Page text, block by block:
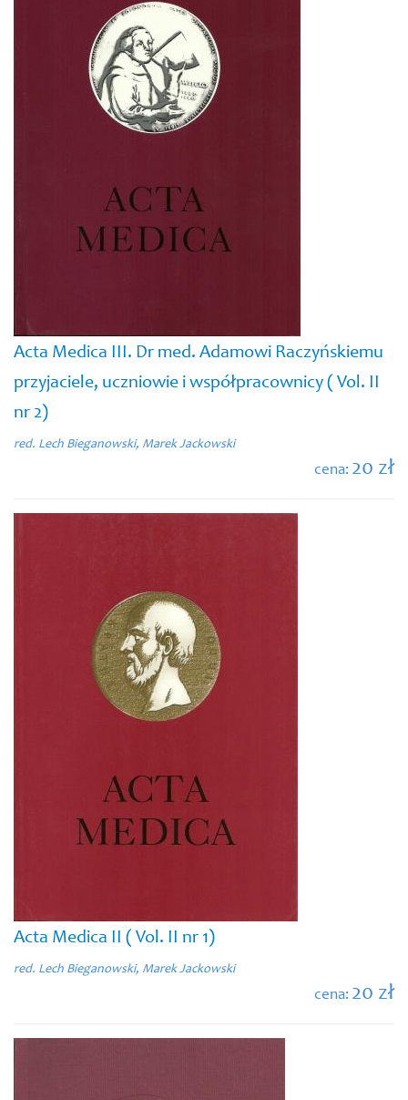
Acta Medica III. Dr med. Adamowi Raczyńskiemu
przyjaciele, uczniowie i współpracownicy ( Vol. II
nr 2)
red. Lech Bieganowski, Marek Jackowski
cena: 20 zł
Acta Medica II ( Vol. II nr 1)
red. Lech Bieganowski, Marek Jackowski
cena: 20 zł